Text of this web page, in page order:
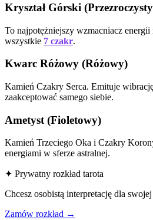
Kryształ Górski
To najpotężniejszy wzmacniacz
wszystkie 7 czakr.
Kwarc Różowy (Różowy)
Kamień Czakry Serca. Emituje
zaakceptować samego siebie.
Ametyst (Fioletowy)
Kamień Trzeciego Oka i Czakry
energiami w sferze astralnej.
✦ Prywatny rozkład tarota
Chcesz osobistą interpretację dla
Zamów rozkład →